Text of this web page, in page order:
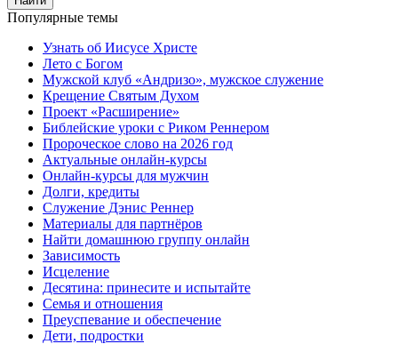
Популярные темы
Узнать об Иисусе Христе
Лето с Богом
Мужской клуб «Андризо», мужское служение
Крещение Святым Духом
Проект «Расширение»
Библейские уроки с Риком Реннером
Пророческое слово на 2026 год
Актуальные онлайн-курсы
Онлайн-курсы для мужчин
Долги, кредиты
Служение Дэнис Реннер
Материалы для партнёров
Найти домашнюю группу онлайн
Зависимость
Исцеление
Десятина: принесите и испытайте
Семья и отношения
Преуспевание и обеспечение
Дети, подростки